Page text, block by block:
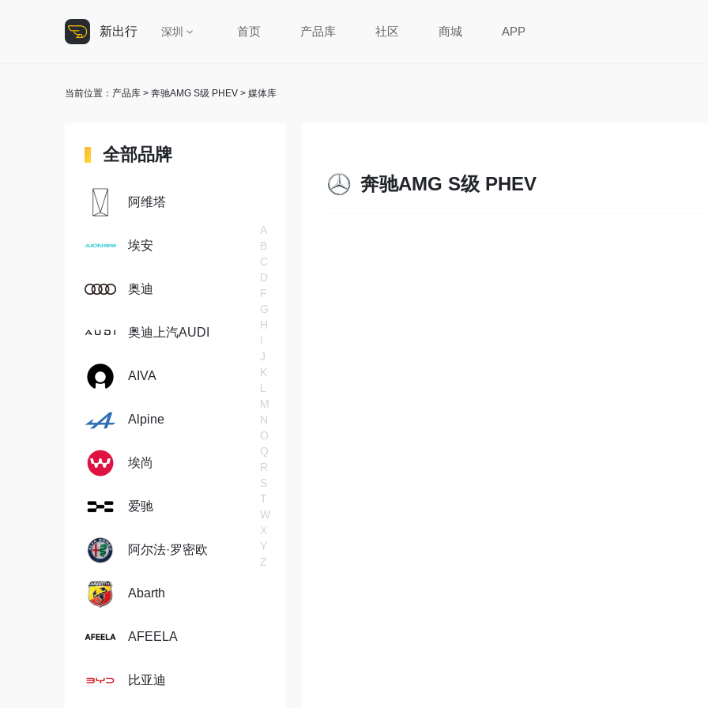
新出行 深圳 首页 产品库 社区 商城 APP
当前位置： 产品库 > 奔驰AMG S级 PHEV > 媒体库
全部品牌
A
B
C
D
F
G
H
I
J
K
L
M
N
O
Q
R
S
T
W
X
Y
Z
阿维塔
埃安
奥迪
奥迪上汽AUDI
AIVA
Alpine
埃尚
爱驰
阿尔法·罗密欧
Abarth
AFEELA
比亚迪
奔驰AMG S级 PHEV